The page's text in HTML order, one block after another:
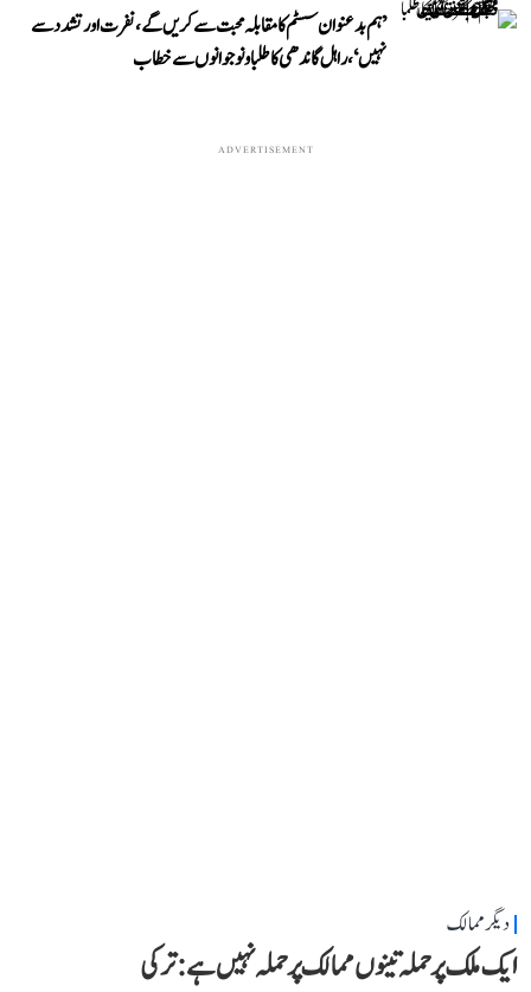
’ہم بدعنوان سسٹم کا مقابلہ محبت سے کریں گے، نفرت اور تشدد سے
نہیں‘، راہل گاندھی کا طلبا و نوجوانوں سے خطاب
ADVERTISEMENT
دیگر ممالک
ایک ملک پر حملہ تینوں ممالک پر حملہ نہیں ہے: ترکی